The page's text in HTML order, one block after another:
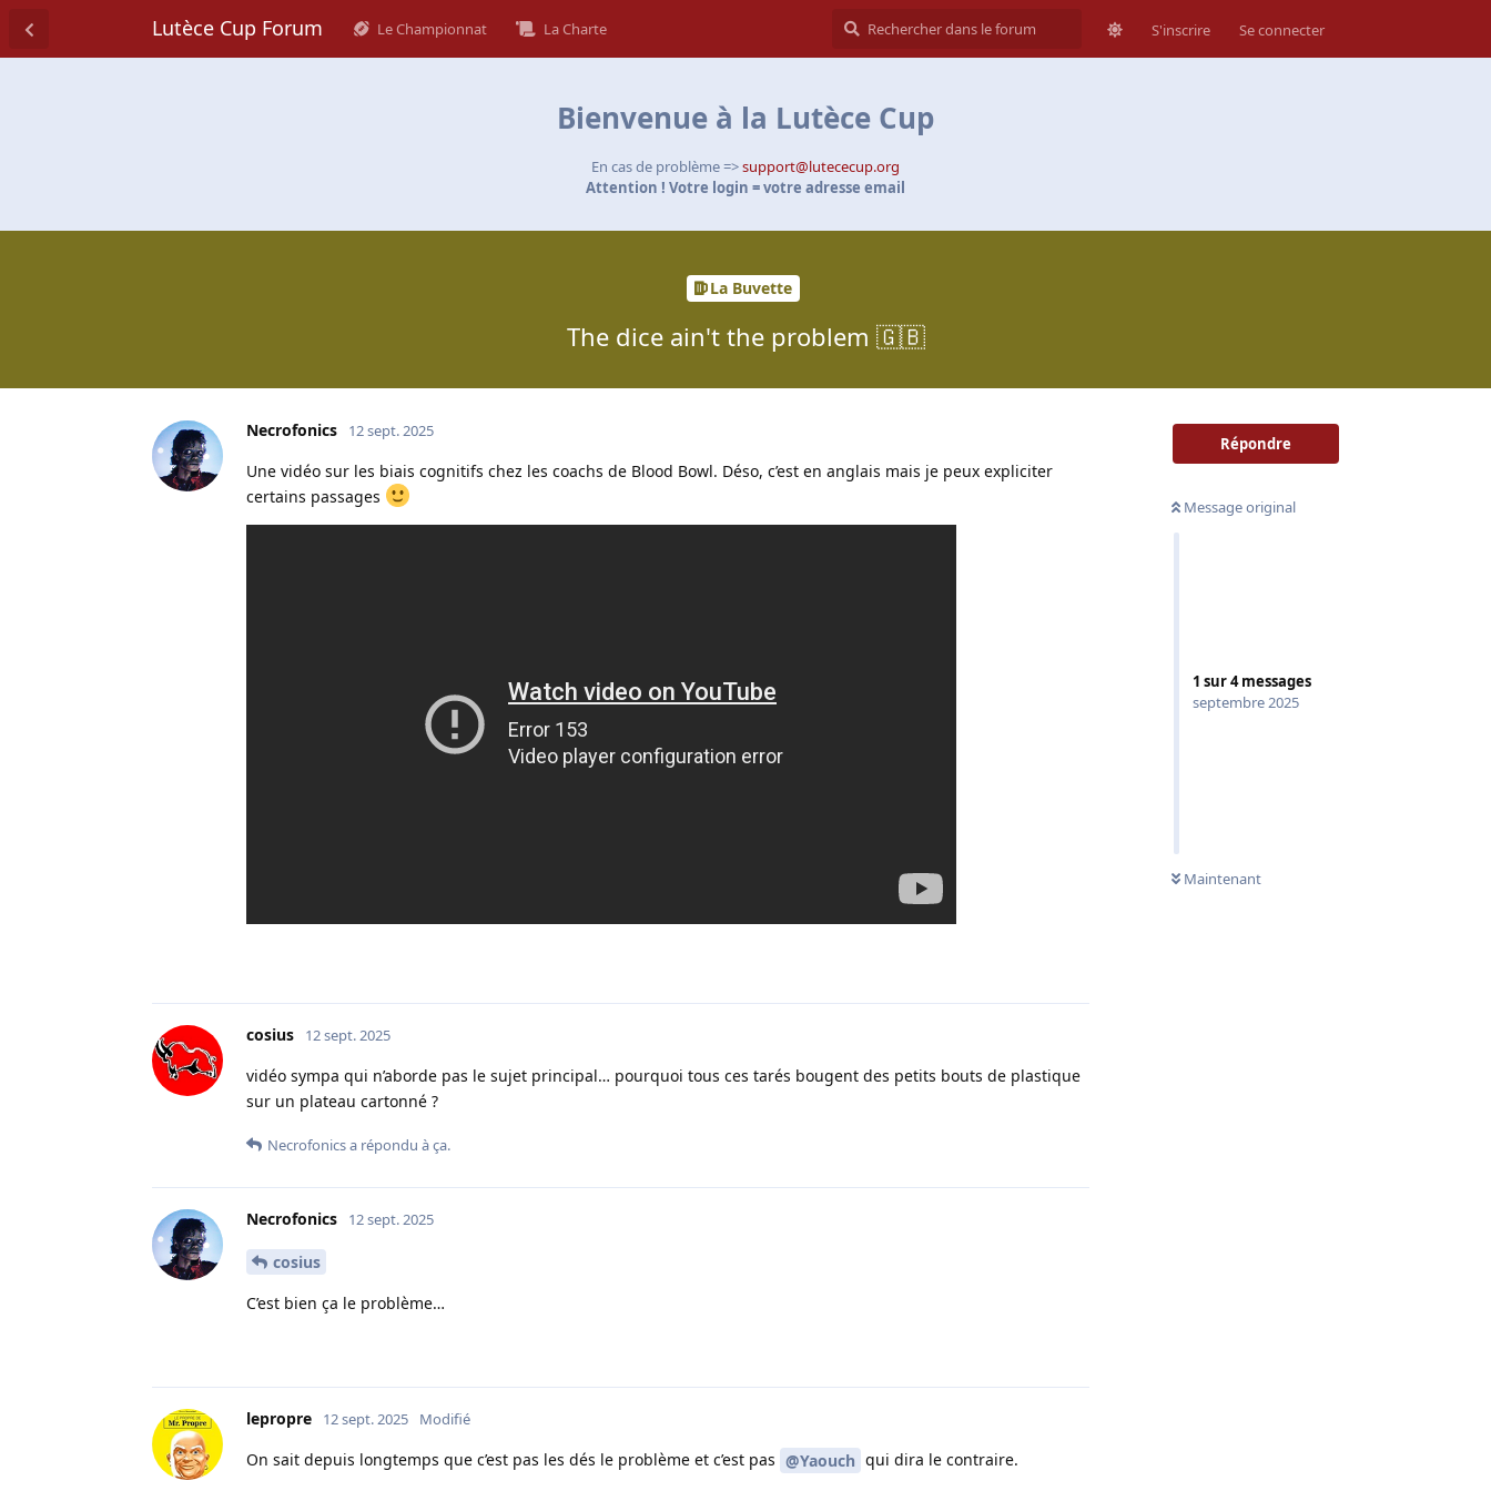
Lutèce Cup Forum Le Championnat La Charte S'inscrire Se connecter
Bienvenue à la Lutèce Cup
En cas de problème =>support@lutececup.org
Attention ! Votre login = votre adresse email
La Buvette
The dice ain't the problem 🇬🇧
Répondre
Message original
1 sur4messages
septembre 2025
Maintenant
Necrofonics 12 sept. 2025
Une vidéo sur les biais cognitifs chez les coachs de Blood Bowl. Déso, c’est en anglais mais je peux expliciter
certains passages
cosius 12 sept. 2025
vidéo sympa qui n’aborde pas le sujet principal… pourquoi tous ces tarés bougent des petits bouts de plastique
sur un plateau cartonné ?
Necrofonicsa répondu à ça.
Necrofonics 12 sept. 2025
cosius
C’est bien ça le problème…
lepropre 12 sept. 2025 Modifié
On sait depuis longtemps que c’est pas les dés le problème et c’est pas @Yaouch qui dira le contraire.